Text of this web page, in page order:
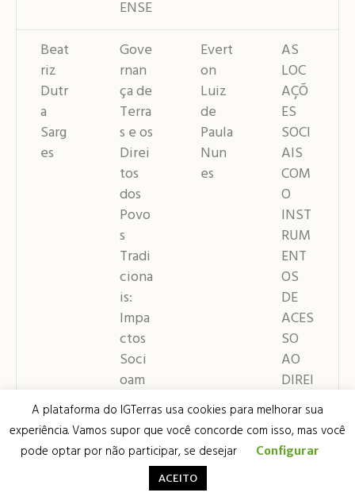
ENSE
Beat
riz
Dutr
a
Sarg
es
Gove
rnan
ça de
Terra
s e os
Direi
tos
dos
Povo
s
Tradi
ciona
is:
Impa
ctos
Soci
oam
bien
tais
da
Hidr
Evert
on
Luiz
de
Paula
Nun
es
AS
LOC
AÇÕ
ES
SOCI
AIS
COM
O
INST
RUM
ENT
OS
DE
ACES
SO
AO
DIREI
TO À
MOR
ADIA
A plataforma do IGTerras usa cookies para melhorar sua
experiência. Vamos supor que você concorde com isso, mas você
pode optar por não participar, se desejar
Configurar
ACEITO